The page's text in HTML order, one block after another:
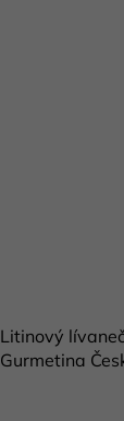
Litinový
Gurmetina